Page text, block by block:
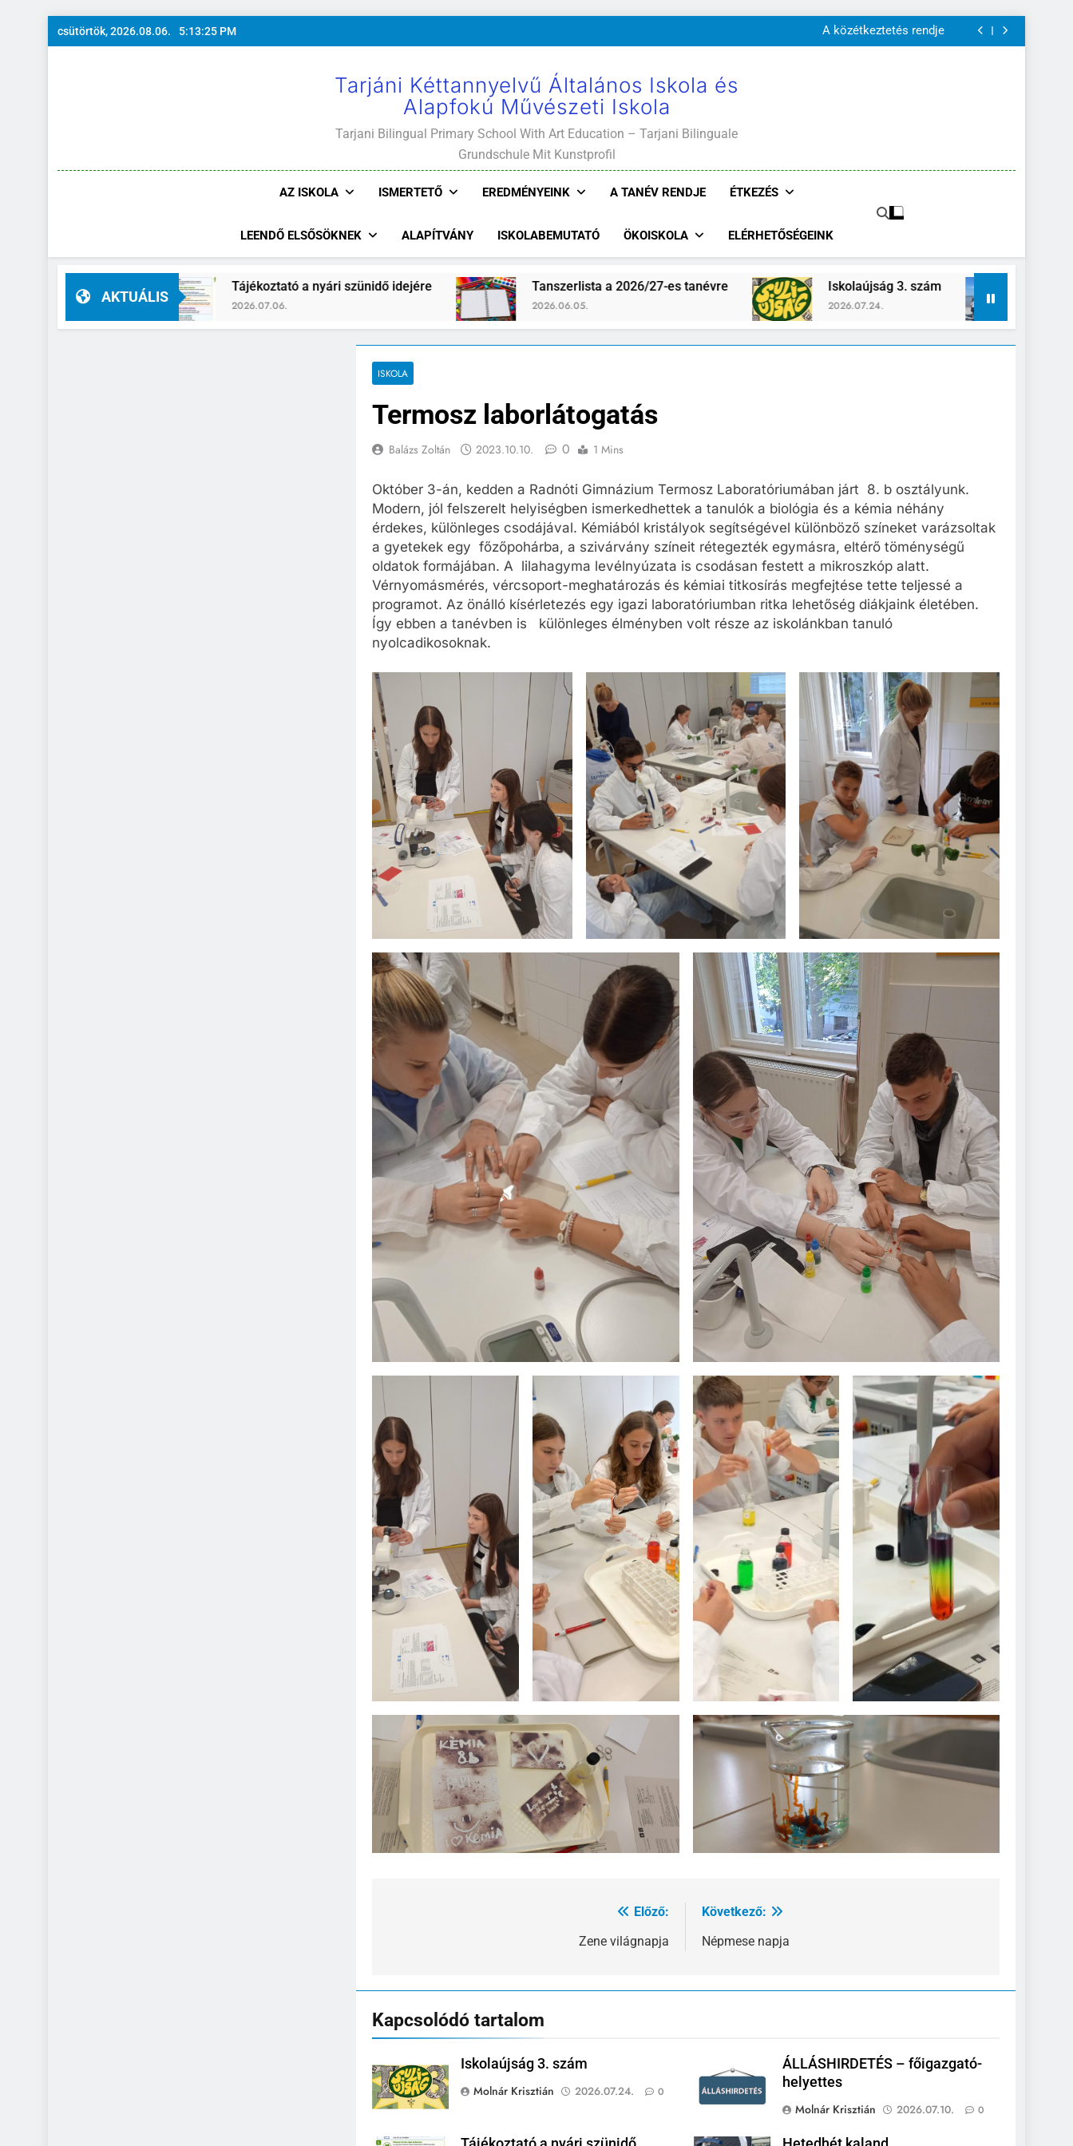
Ugrás
a
csütörtök, 2026.08.06. 5:13:26 PM
Szülői értekezletek 2026. május 04-14.
A közétkeztetés rendje
Kötelező és ajánlott olvasmányok
Tarjáni Kéttannyelvű Általános Iskola és
Alapfokú Művészeti Iskola
Tarjani Bilingual Primary School With Art Education – Tarjani Bilinguale
Grundschule Mit Kunstprofil
AZ ISKOLA ISMERTETŐ EREDMÉNYEINK A TANÉV RENDJE ÉTKEZÉS
LEENDŐ ELSŐSÖKNEK ALAPÍTVÁNY ISKOLABEMUTATÓ ÖKOISKOLA ELÉRHETŐSÉGEINK
AKTUÁLIS
Tájékoztató a nyári szünidő idejére
2026.07.06.
Tanszerlista a 2026/27-es tanévre
2026.06.05.
Iskolaújság 3. szám
2026.07.24.
Zánka-Erzsébettábor
2026.06.26.
ISKOLA
Termosz laborlátogatás
Balázs Zoltán 2023.10.10. 0 1 Mins
Október 3-án, kedden a Radnóti Gimnázium Termosz Laboratóriumában járt 8. b osztályunk.
Modern, jól felszerelt helyiségben ismerkedhettek a tanulók a biológia és a kémia néhány
érdekes, különleges csodájával. Kémiából kristályok segítségével különböző színeket varázsoltak
a gyetekek egy főzőpohárba, a szivárvány színeit rétegezték egymásra, eltérő töménységű
oldatok formájában. A lilahagyma levélnyúzata is csodásan festett a mikroszkóp alatt.
Vérnyomásmérés, vércsoport-meghatározás és kémiai titkosírás megfejtése tette teljessé a
programot. Az önálló kísérletezés egy igazi laboratóriumban ritka lehetőség diákjaink életében.
Így ebben a tanévben is különleges élményben volt része az iskolánkban tanuló
nyolcadikosoknak.
Előző:
Zene világnapja
Következő:
Népmese napja
Kapcsolódó tartalom
Iskolaújság 3. szám
Molnár Krisztián
2026.07.24. 0
ÁLLÁSHIRDETÉS – főigazgató-
helyettes
Molnár Krisztián
2026.07.10. 0